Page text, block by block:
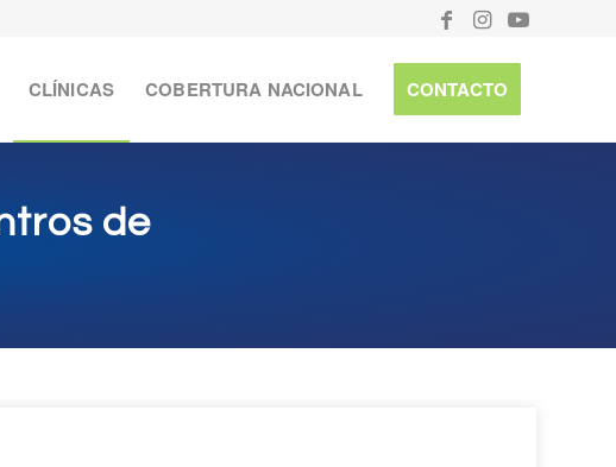
CLÍNICAS COBERTURA NACIONAL CONTACTO
de